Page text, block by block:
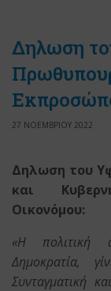
Δηλωση
27 ΝΟΕΜΒΡΙΟΥ 2022
Δηλωση του
και
Οικονόμου:
«Η πολιτική
Δημοκρατία,
Συνταγματική